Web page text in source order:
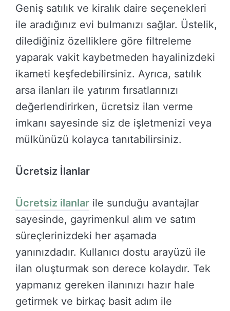
Geniş satılık ve kiralık daire seçenekleri
ile aradığınız evi bulmanızı sağlar. Üstelik,
dilediğiniz özelliklere göre filtreleme
yaparak vakit kaybetmeden hayalinizdeki
ikameti keşfedebilirsiniz. Ayrıca, satılık
arsa ilanları ile yatırım fırsatlarınızı
değerlendirirken, ücretsiz ilan verme
imkanı sayesinde siz de işletmenizi veya
mülkünüzü kolayca tanıtabilirsiniz.
Ücretsiz İlanlar
Ücretsiz ilanlar ile sunduğu avantajlar
sayesinde, gayrimenkul alım ve satım
süreçlerinizdeki her aşamada
yanınızdadır. Kullanıcı dostu arayüzü ile
ilan oluşturmak son derece kolaydır. Tek
yapmanız gereken ilanınızı hazır hale
getirmek ve birkaç basit adım ile